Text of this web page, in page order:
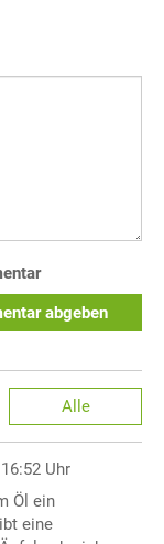
abgeben
Alle
Uhr
Öl ein
eine